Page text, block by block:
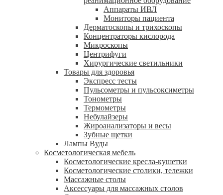
Аппараты ИВЛ
Мониторы пациента
Дерматоскопы и трихоскопы
Концентраторы кислорода
Микроскопы
Центрифуги
Xирургические светильники
Товары для здоровья
Экспресс тесты
Пульсометры и пульсоксиметры
Тонометры
Термометры
Небулайзеры
Жироанализаторы и весы
Зубные щетки
Лампы Вуды
Косметологическая мебель
Косметологические кресла-кушетки
Косметологические столики, тележки
Массажные столы
Аксессуары для массажных столов